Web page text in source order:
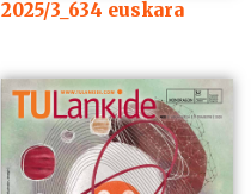
2025/3_634 euskara